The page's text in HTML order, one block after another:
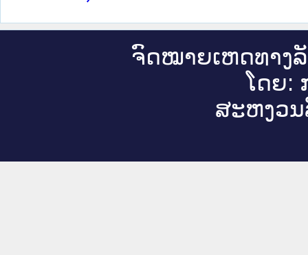
ຈົດ​ໝາຍ​ເຫດ​ທາງ​
ໂດຍ:
ສະ​ຫງວນ​